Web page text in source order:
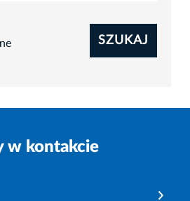
SZUKAJ
w kontakcie